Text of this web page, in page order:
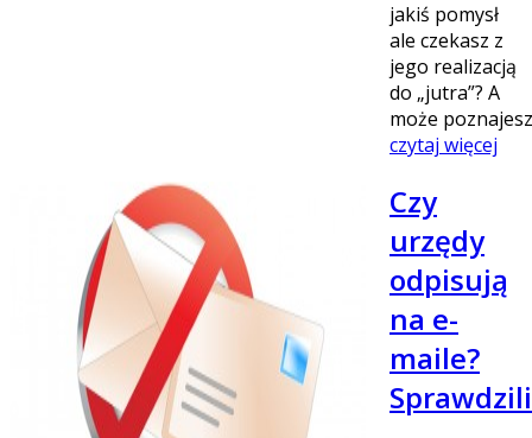
jakiś pomysł
ale czekasz z
jego realizacją
do „jutra”? A
może
czytaj więcej
Czy
urzędy
odpisują
na e-
maile?